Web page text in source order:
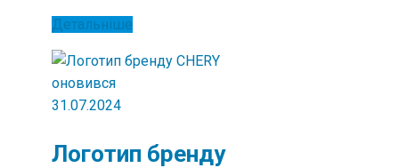
Детальніше
31.07.2024
Логотип бренду